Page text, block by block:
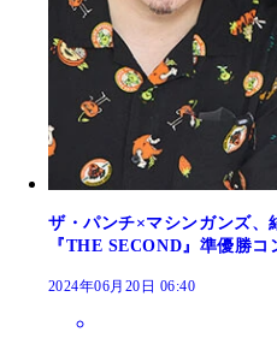
ザ・パンチ×マシンガンズ、
『THE SECOND』準優勝コ
2024年06月20日 06:40